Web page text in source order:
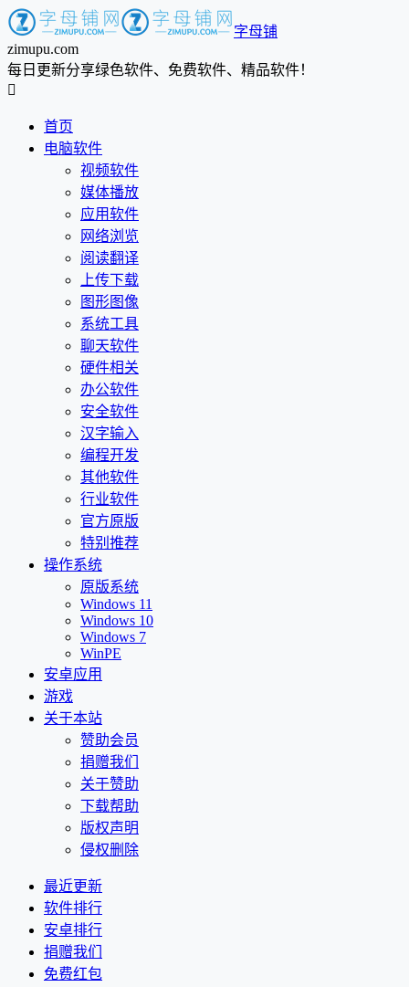
字母铺
zimupu.com
每日更新分享绿色软件、免费软件、精品软件！

首页
电脑软件
视频软件
媒体播放
应用软件
网络浏览
阅读翻译
上传下载
图形图像
系统工具
聊天软件
硬件相关
办公软件
安全软件
汉字输入
编程开发
其他软件
行业软件
官方原版
特别推荐
操作系统
原版系统
Windows 11
Windows 10
Windows 7
WinPE
安卓应用
游戏
关于本站
赞助会员
捐赠我们
关于赞助
下载帮助
版权声明
侵权删除
最近更新
软件排行
安卓排行
捐赠我们
免费红包